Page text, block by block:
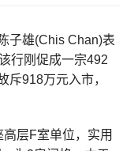
子雄(Chis Chan)表
行刚促成一宗492
斥918万元入市，
层F室单位，实用